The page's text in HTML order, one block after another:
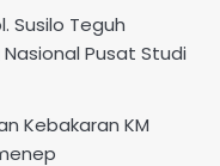
Susilo Teguh
Nasional Pusat Studi
Kebakaran KM